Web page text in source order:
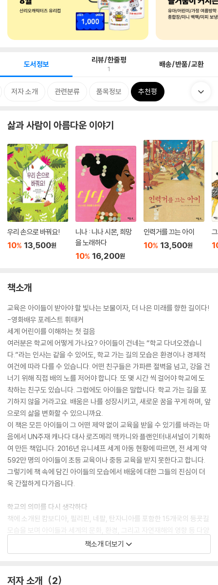
도서정보 리뷰/한줄평
1 배송/반품/교환
저자 소개 관련분류 품목정보 추천평
삶과 사람이 아름다운 이야기
우리 손으로 바꿔요!
10% 13,500원
니나 : 니나 시몬, 희망
을 노래하다
10% 16,200원
인력거를 끄는 아이
10% 13,500원
책소개
교육은 아이들이 받아야 할 빛나는 보물이자, 더 나은 미래를 향한 길이다!
-영화배우 포레스트 휘태커
세계 어린이를 이해하는 첫 걸음
여러분은 학교에 어떻게 가나요? 아이들이 건네는 “학교 다녀오겠습니
다.”라는 인사는 같을 수 있어도, 학교 가는 길의 모습은 환경이나 경제적
여건에 따라 다를 수 있습니다. 어떤 친구들은 가파른 절벽을 넘고, 강을 건
너기 위해 직접 배의 노를 저어야 합니다. 또 몇 시간 씩 걸어야 학교에 도
착하는 친구도 있습니다. 그럼에도 아이들은 말합니다. 학교 가는 길을 포
기하지 않을 거라고요. 배움은 나를 성장시키고, 새로운 꿈을 꾸게 하며, 앞
으로의 삶을 변화할 수 있으니까요.
이 책은 모든 아이들이 그 어떤 제약 없이 교육을 받을 수 있기를 바라는 마
음에서 UN주재 캐나다 대사 로즈메리 맥카니와 플랜인터내셔널이 기획하
여 만든 책입니다. 2016년 유니세프 세계 아동 현황에 따르면, 전 세계 약
592만 명의 아이들이 초등 교육이나 중등 교육을 받지 못한다고 합니다.
그렇기에 책 속에 담긴 아이들의 모습에서 배움에 대한 그들의 진심이 더
욱 간절하게 다가옵니다.
학교의 의미를 다시 생각하다
책에 소개된 캄보디아, 필리핀, 네팔, 탄자니아를 포함한 15개국의 등굣길
모습을 보며 아이들과 세계의 문화, 환경, 그리고 자연재해의 영향 등 다양
한 주제로 이야기 나눌 수 있습니다. 또한 우리 아이들에게 어떤 권리가 있
는지, 넓게는 아동 인권에 대해 생각할 수 있는 기회가 될 것입니다. 이 책
와 힘은 바로 아이들 안에 있다는 것을요. 지금도 배움을 위해 아이들이 내
책소개 더보기
저자 소개 2